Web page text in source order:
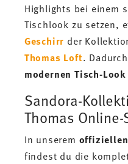
Highlights bei einem
Tischlook zu setzen,
Geschirr der
Thomas Loft.
modernen Tisch-Look
Sandora-
Thomas
In unserem offiziellen
findest du die